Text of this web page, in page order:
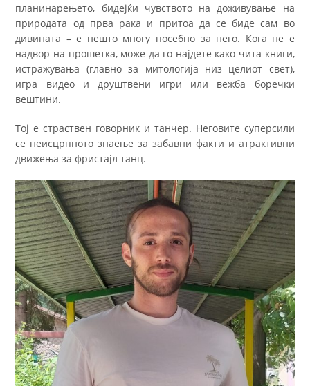
планинарењето, бидејќи чувството на доживување на
природата од прва рака и притоа да се биде сам во
дивината – е нешто многу посебно за него. Кога не е
надвор на прошетка, може да го најдете како чита книги,
истражувања (главно за митологија низ целиот свет),
игра видео и друштвени игри или вежба боречки
вештини.
Тој е страствен говорник и танчер. Неговите суперсили
се неисцрпното знаење за забавни факти и атрактивни
движења за фристајл танц.